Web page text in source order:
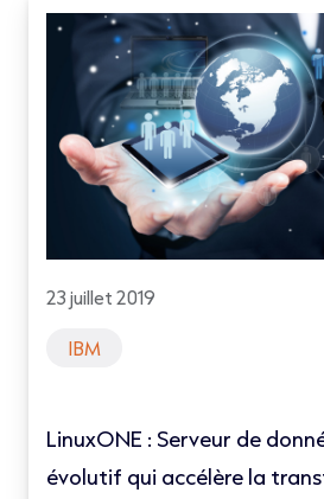
23 juillet 2019
IBM
LinuxONE : Serveur de
évolutif qui accélère la